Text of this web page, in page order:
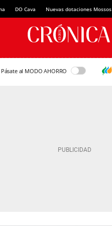
DO Cava Nuevas dotaciones Mossos
Pásate al MODO AHORRO